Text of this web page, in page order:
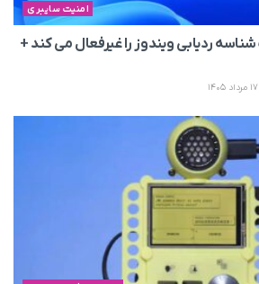
امنیت سایبری
شناسه ردیابی ویندوز را غیرفعال می‌ کند +